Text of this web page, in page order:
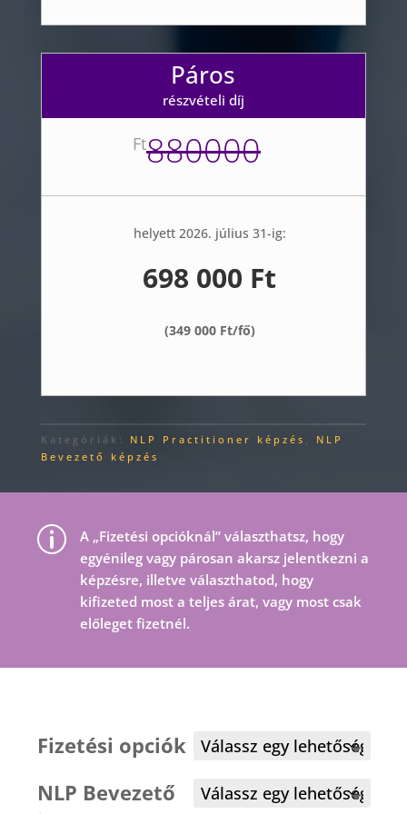
Páros
részvételi díj
Ft880000
helyett 2026. július 31-ig:
698 000 Ft
(349 000 Ft/fő)
Kategóriák: NLP Practitioner képzés
NLP
Bevezető képzés
p
A „Fizetési opcióknál” választhatsz, hogy
egyénileg vagy párosan akarsz jelentkezni a
képzésre, illetve választhatod, hogy
kifizeted most a teljes árat, vagy most csak
előleget fizetnél.
Fizetési opciók
NLP Bevezető